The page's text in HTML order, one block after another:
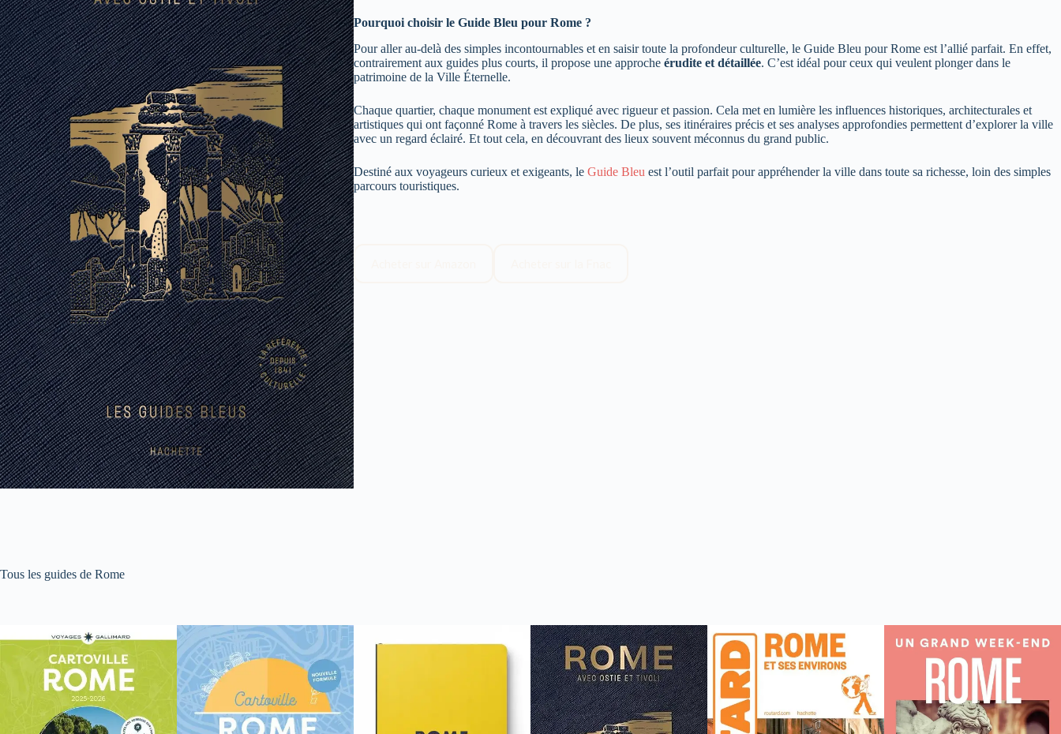
Pourquoi choisir le Guide Bleu pour Rome ?
Pour aller au-delà des simples incontournables et en saisir toute la profondeur culturelle, le Guide Bleu pour Rome est l’allié parfait. En effet,
contrairement aux guides plus courts, il propose une approche érudite et détaillée. C’est idéal pour ceux qui veulent plonger dans le
patrimoine de la Ville Éternelle.
Chaque quartier, chaque monument est expliqué avec rigueur et passion. Cela met en lumière les influences historiques, architecturales et
artistiques qui ont façonné Rome à travers les siècles. De plus, ses itinéraires précis et ses analyses approfondies permettent d’explorer la ville
avec un regard éclairé. Et tout cela, en découvrant des lieux souvent méconnus du grand public.
Destiné aux voyageurs curieux et exigeants, le Guide Bleu est l’outil parfait pour appréhender la ville dans toute sa richesse, loin des simples
parcours touristiques.
Tous les guides de Rome